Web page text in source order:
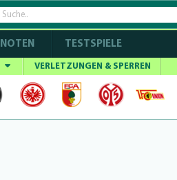
NOTEN TESTSPIELE
VERLETZUNGEN & SPERREN